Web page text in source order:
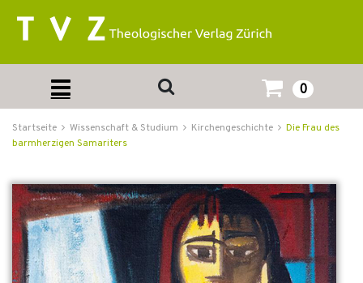
0
Startseite Wissenschaft & Studium Kirchengeschichte
Die Frau des
barmherzigen Samariters